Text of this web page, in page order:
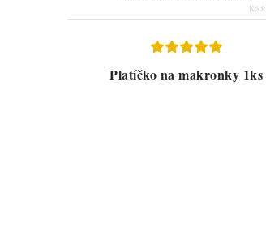
Kód:
Platíčko na makronky 1ks